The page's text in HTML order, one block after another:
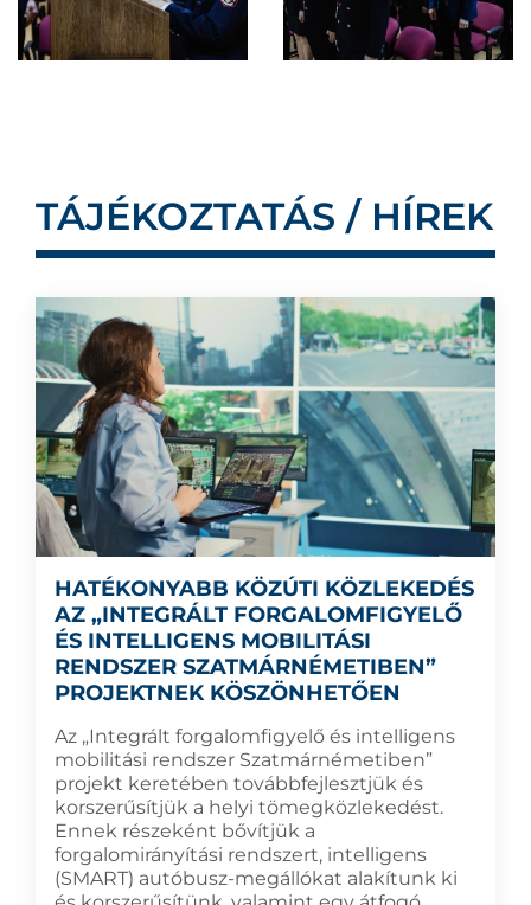
TÁJÉKOZTATÁS / HÍREK
HATÉKONYABB KÖZÚTI KÖZLEKEDÉS
AZ „INTEGRÁLT FORGALOMFIGYELŐ
ÉS INTELLIGENS MOBILITÁSI
RENDSZER SZATMÁRNÉMETIBEN”
PROJEKTNEK KÖSZÖNHETŐEN
Az „Integrált forgalomfigyelő és intelligens
mobilitási rendszer Szatmárnémetiben”
projekt keretében továbbfejlesztjük és
korszerűsítjük a helyi tömegközlekedést.
Ennek részeként bővítjük a
forgalomirányítási rendszert, intelligens
(SMART) autóbusz-megállókat alakítunk ki